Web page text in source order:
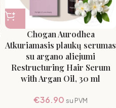
Chogan Aurodhea
Atkuriamasis plaukų serumas
su argano aliejumi
Restructuring Hair Serum
with Argan Oil, 30 ml
€36.90 su PVM